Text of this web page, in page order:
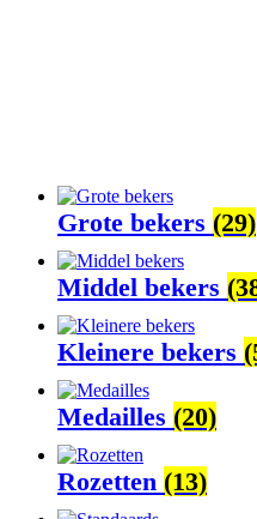
Grote bekers (29)
Middel bekers
Kleinere bekers
Medailles (20)
Rozetten (13)